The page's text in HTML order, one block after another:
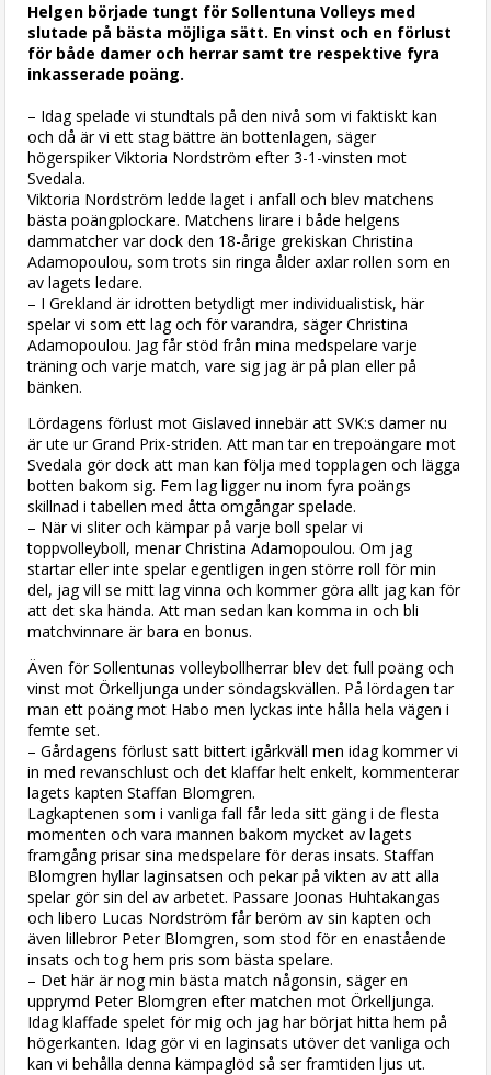
Helgen började tungt för Sollentuna Volleys med
slutade på bästa möjliga sätt. En vinst och en förlust
för både damer och herrar samt tre respektive fyra
inkasserade poäng.
– Idag spelade vi stundtals på den nivå som vi faktiskt kan
och då är vi ett stag bättre än bottenlagen, säger
högerspiker Viktoria Nordström efter 3-1-vinsten mot
Svedala.
Viktoria Nordström ledde laget i anfall och blev matchens
bästa poängplockare. Matchens lirare i både helgens
dammatcher var dock den 18-årige grekiskan Christina
Adamopoulou, som trots sin ringa ålder axlar rollen som en
av lagets ledare.
– I Grekland är idrotten betydligt mer individualistisk, här
spelar vi som ett lag och för varandra, säger Christina
Adamopoulou. Jag får stöd från mina medspelare varje
träning och varje match, vare sig jag är på plan eller på
bänken.
Lördagens förlust mot Gislaved innebär att SVK:s damer nu
är ute ur Grand Prix-striden. Att man tar en trepoängare mot
Svedala gör dock att man kan följa med topplagen och lägga
botten bakom sig. Fem lag ligger nu inom fyra poängs
skillnad i tabellen med åtta omgångar spelade.
– När vi sliter och kämpar på varje boll spelar vi
toppvolleyboll, menar Christina Adamopoulou. Om jag
startar eller inte spelar egentligen ingen större roll för min
del, jag vill se mitt lag vinna och kommer göra allt jag kan för
att det ska hända. Att man sedan kan komma in och bli
matchvinnare är bara en bonus.
Även för Sollentunas volleybollherrar blev det full poäng och
vinst mot Örkelljunga under söndagskvällen. På lördagen tar
man ett poäng mot Habo men lyckas inte hålla hela vägen i
femte set.
– Gårdagens förlust satt bittert igårkväll men idag kommer vi
in med revanschlust och det klaffar helt enkelt, kommenterar
lagets kapten Staffan Blomgren.
Lagkaptenen som i vanliga fall får leda sitt gäng i de flesta
momenten och vara mannen bakom mycket av lagets
framgång prisar sina medspelare för deras insats. Staffan
Blomgren hyllar laginsatsen och pekar på vikten av att alla
spelar gör sin del av arbetet. Passare Joonas Huhtakangas
och libero Lucas Nordström får beröm av sin kapten och
även lillebror Peter Blomgren, som stod för en enastående
insats och tog hem pris som bästa spelare.
– Det här är nog min bästa match någonsin, säger en
upprymd Peter Blomgren efter matchen mot Örkelljunga.
Idag klaffade spelet för mig och jag har börjat hitta hem på
högerkanten. Idag gör vi en laginsats utöver det vanliga och
kan vi behålla denna kämpaglöd så ser framtiden ljus ut.